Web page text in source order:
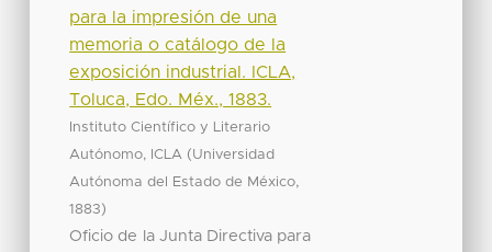
para la impresión de una
memoria o catálogo de la
exposición industrial. ICLA,
Toluca, Edo. Méx., 1883.
Instituto Científico y Literario
Autónomo, ICLA (Universidad
Autónoma del Estado de México,
1883)
Oficio de la Junta Directiva para